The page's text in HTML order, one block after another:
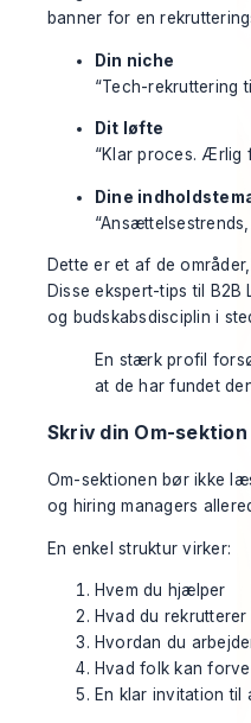
banner for en
Din niche
“Tech-rekruttering
Dit løfte
“Klar proces. Ærlig
Dine
Dette er et af de
Disseekspert-tips til B2B
og budskabsdisciplin i
En stærk profil
at de har fundet
Skriv din Om-
Om-sektionen bør ikke
og hiring managers
En enkel struktur virker:
Hvem du hjælper
Hvad du rekrutterer
Hvordan du
Hvad folk kan
En klar invitation til